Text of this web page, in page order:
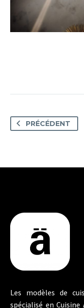
PRÉCÉDENT
Les modèles de
spécialisé en